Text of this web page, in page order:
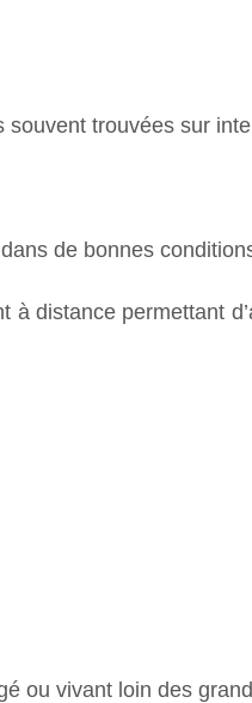
souvent trouvées sur
de bonnes
distance permettant
ou vivant loin des